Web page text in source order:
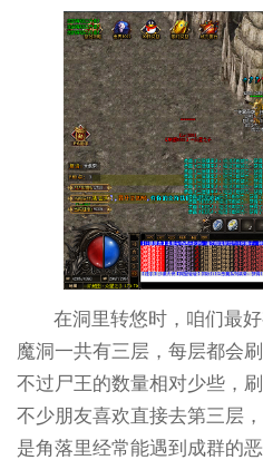
在洞里转悠时，咱们最
魔洞一共有三层，每层都会
不过尸王的数量相对少些，
不少朋友喜欢直接去第三层
是角落里经常能遇到成群的